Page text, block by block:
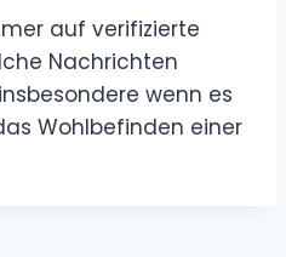
auf verifizierte
Nachrichten
wenn es
Wohlbefinden einer